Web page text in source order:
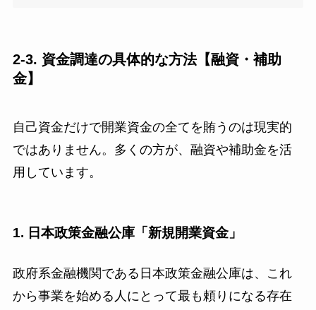
2-3. 資金調達の具体的な方法【融資・補助
金】
自己資金だけで開業資金の全てを賄うのは現実的
ではありません。多くの方が、融資や補助金を活
用しています。
1. 日本政策金融公庫「新規開業資金」
政府系金融機関である日本政策金融公庫は、これ
から事業を始める人にとって最も頼りになる存在